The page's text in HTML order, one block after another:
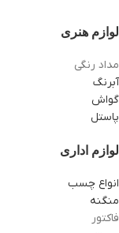
لوازم هنری
مداد رنگی
آبرنگ
گواش
پاستل
لوازم اداری
انواع چسب
منگنه
فاکتور